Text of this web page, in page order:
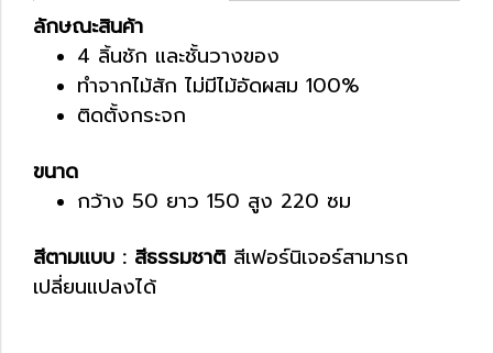
ลักษณะสินค้า
4 ลิ้นชัก และชั้นวางของ
ทำจากไม้สัก ไม่มีไม้อัดผสม 100%
ติดตั้งกระจก
ขนาด
กว้าง 50 ยาว 150 สูง 220 ซม
สีตามแบบ : สีธรรมชาติ สีเฟอร์นิเจอร์สามารถ
เปลี่ยนแปลงได้